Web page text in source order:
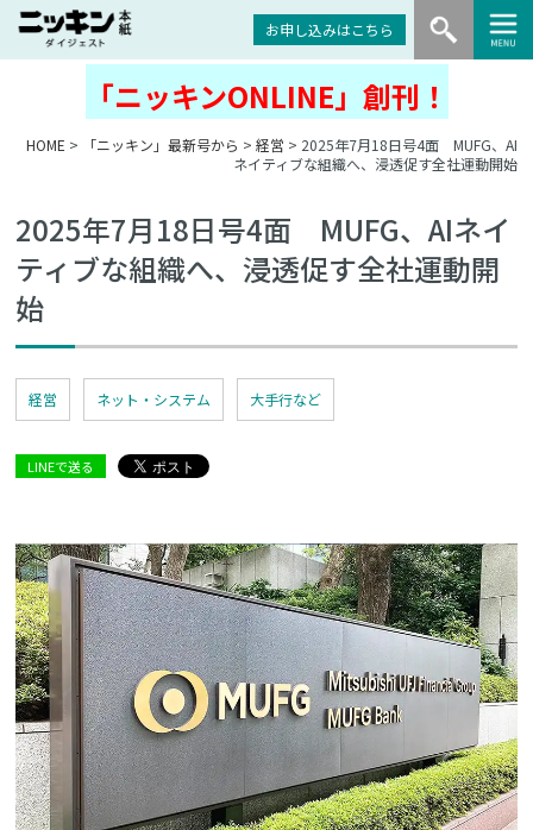
お申し込みはこちら
「ニッキンONLINE」創刊！
HOME > 「ニッキン」最新号から > 経営 > 2025年7月18日号4面 MUFG、AI
ネイティブな組織へ、浸透促す全社運動開始
2025年7月18日号4面 MUFG、AIネイ
ティブな組織へ、浸透促す全社運動開
始
経営 ネット・システム 大手行など
LINEで送る